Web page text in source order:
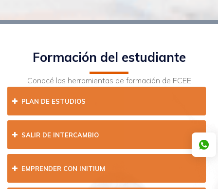
Formación del estudiante
Conocé las herramientas de formación de FCEE
PLAN DE ESTUDIOS
SALIR DE INTERCAMBIO
EMPRENDER CON INITIUM